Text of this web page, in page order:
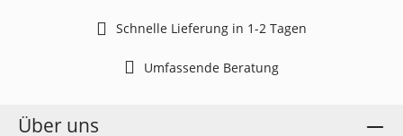
Schnelle Lieferung in 1-2 Tagen
Umfassende Beratung
Über uns